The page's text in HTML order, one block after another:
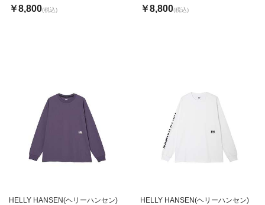
￥8,800(税込) ￥8,800(税込)
HELLY HANSEN(ヘリーハンセン)
HELLY HANSEN(ヘリーハンセン)